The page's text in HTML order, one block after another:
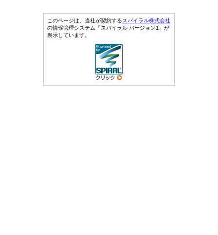
このページは、当社が契約するスパイラル株式会社
の情報管理システム「スパイラル バージョン1」が
表示しています。